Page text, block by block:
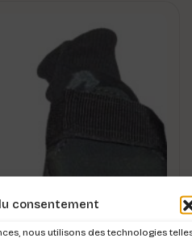
consentement
nous utilisons des technologies